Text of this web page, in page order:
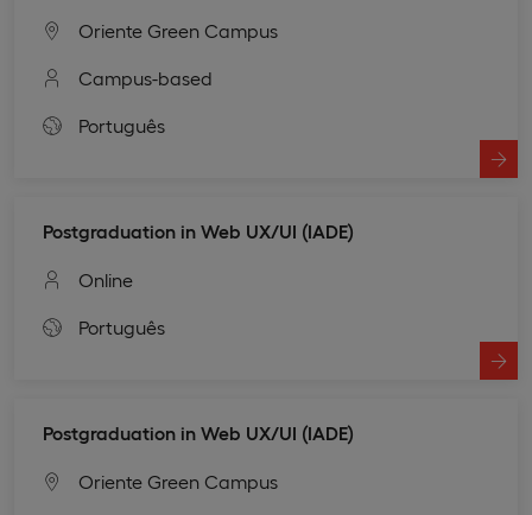
Oriente Green Campus
Campus-based
Português
Postgraduation in Web UX/UI (IADE)
Online
Português
Postgraduation in Web UX/UI (IADE)
Oriente Green Campus